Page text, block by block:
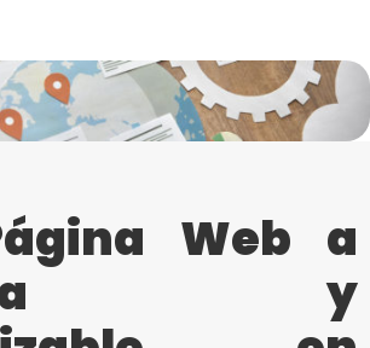
Web a
y